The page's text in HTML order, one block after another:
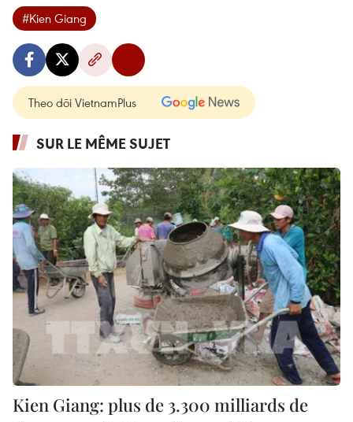
#Kien Giang
Theo dõi VietnamPlus
SUR LE MÊME SUJET
Kien Giang: plus de 3.300 milliards de